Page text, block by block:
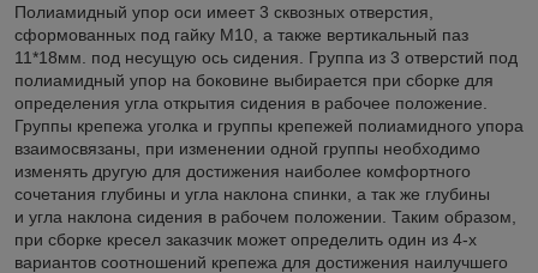
Полиамидный упор оси имеет 3 сквозных отверстия,
сформованных под гайку М10, а также вертикальный паз
11*18мм. под несущую ось сидения. Группа из 3 отверстий под
полиамидный упор на боковине выбирается при сборке для
определения угла открытия сидения в рабочее положение.
Группы крепежа уголка и группы крепежей полиамидного упора
взаимосвязаны, при изменении одной группы необходимо
изменять другую для достижения наиболее комфортного
сочетания глубины и угла наклона спинки, а так же глубины
и угла наклона сидения в рабочем положении. Таким образом,
при сборке кресел заказчик может определить один из 4-х
вариантов соотношений крепежа для достижения наилучшего